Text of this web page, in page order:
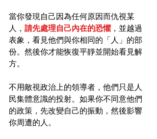
當你發現自己因為任何原因而仇視某
人， 請先處理自己內在的恐懼 ，並越過
表象，看見他們與你相同的「人」的部
份。然後你才能恢復平靜並開始看見解
方。
不用敵視政治上的領導者，他們只是人
民集體意識的投射。如果你不同意他們
的政策，先改變自己的振動，然後影響
你周遭的人。